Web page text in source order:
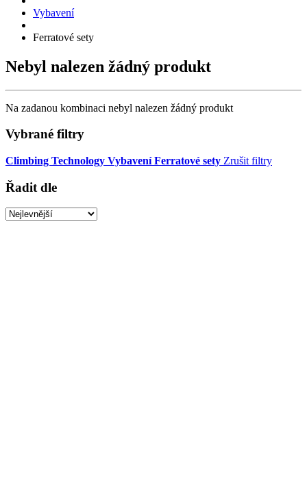
Vybavení
Ferratové sety
Nebyl nalezen žádný produkt
Na zadanou kombinaci nebyl nalezen žádný produkt
Vybrané filtry
Climbing Technology Vybavení Ferratové sety Zrušit filtry
Řadit dle